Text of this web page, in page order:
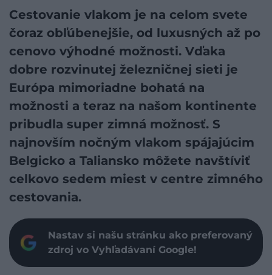
Cestovanie vlakom je na celom svete
čoraz obľúbenejšie, od luxusných až po
cenovo výhodné možnosti. Vďaka
dobre rozvinutej železničnej sieti je
Európa mimoriadne bohatá na
možnosti a teraz na našom kontinente
pribudla super zimná možnosť. S
najnovším nočným vlakom spájajúcim
Belgicko a Taliansko môžete navštíviť
celkovo sedem miest v centre zimného
cestovania.
Nastav si našu stránku ako preferovaný
zdroj vo Vyhľadávaní Google!